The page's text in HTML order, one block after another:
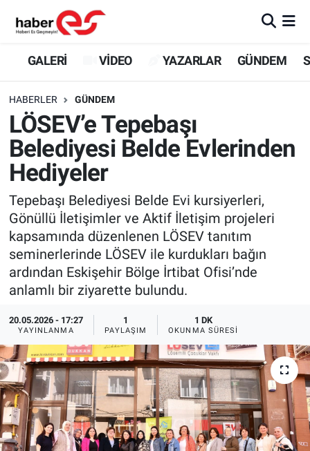
GALERİ VİDEO YAZARLAR GÜNDEM
HABERLER GÜNDEM
LÖSEV’e Tepebaşı
Belediyesi Belde Evlerinden
Hediyeler
Tepebaşı Belediyesi Belde Evi kursiyerleri,
Gönüllü İletişimler ve Aktif İletişim projeleri
kapsamında düzenlenen LÖSEV tanıtım
seminerlerinde LÖSEV ile kurdukları bağın
ardından Eskişehir Bölge İrtibat Ofisi’nde
anlamlı bir ziyarette bulundu.
20.05.2026 - 17:27
YAYINLANMA
1
PAYLAŞIM
1 DK
OKUNMA SÜRESI
GALERİ
YAZARLAR
GÜNDEM
SİYASET
TEKNOLOJİ
EKONOMİ
SPOR
ASAYİŞ
Eskişehir Nöbetçi Eczaneler
Eskişehir Trafik Yoğunluk Haritası
Süper Lig Puan Durumu ve Fikstür
Tüm Manşetler
Son Dakika Haberleri
Haber Arşivi